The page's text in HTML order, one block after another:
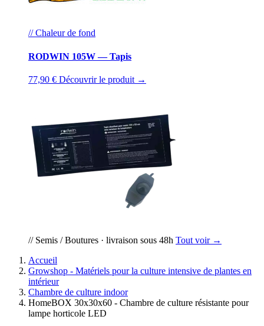
// Chaleur de fond
RODWIN 105W — Tapis
77,90 € Découvrir le produit →
// Semis / Boutures · livraison sous 48h Tout voir →
Accueil
Growshop - Matériels pour la culture intensive de plantes en
intérieur
Chambre de culture indoor
HomeBOX 30x30x60 - Chambre de culture résistante pour
lampe horticole LED